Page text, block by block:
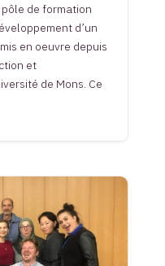
de formation
d’un
en oeuvre depuis
et
de Mons. Ce